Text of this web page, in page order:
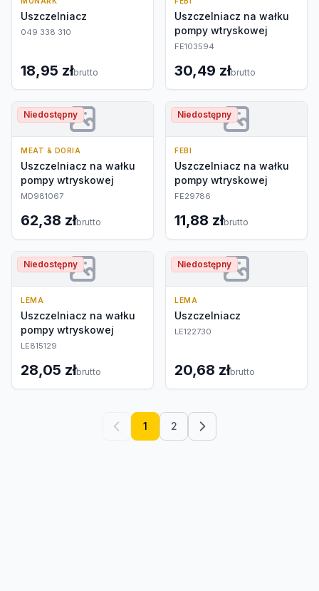
Uszczelniacz
049 338 310
18,95 złbrutto
Uszczelniacz na wałku
pompy wtryskowej
FE103594
30,49 złbrutto
Niedostępny
MEAT & DORIA
Uszczelniacz na wałku
pompy wtryskowej
MD981067
62,38 złbrutto
Niedostępny
FEBI
Uszczelniacz na wałku
pompy wtryskowej
FE29786
11,88 złbrutto
Niedostępny
LEMA
Uszczelniacz na wałku
pompy wtryskowej
LE815129
28,05 złbrutto
Niedostępny
LEMA
Uszczelniacz
LE122730
20,68 złbrutto
1 2